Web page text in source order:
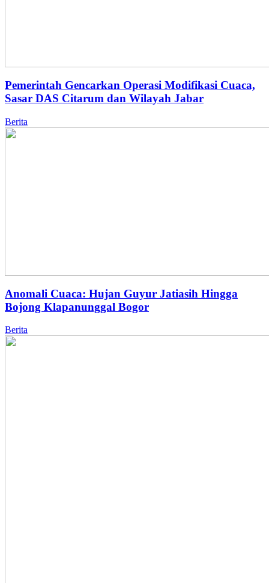
Pemerintah Gencarkan Operasi Modifikasi Cuaca,
Sasar DAS Citarum dan Wilayah Jabar
Berita
Anomali Cuaca: Hujan Guyur Jatiasih Hingga
Bojong Klapanunggal Bogor
Berita